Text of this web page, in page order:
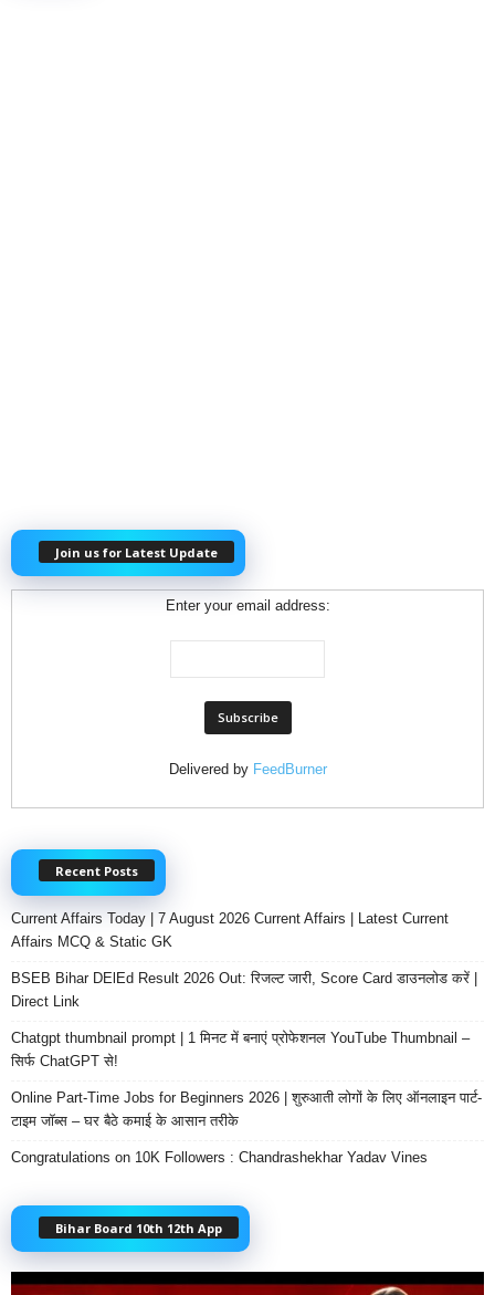
Join us for Latest Update
Enter your email address:
Delivered by FeedBurner
Recent Posts
Current Affairs Today | 7 August 2026 Current Affairs | Latest Current
Affairs MCQ & Static GK
BSEB Bihar DElEd Result 2026 Out: रिजल्ट जारी, Score Card डाउनलोड करें |
Direct Link
Chatgpt thumbnail prompt | 1 मिनट में बनाएं प्रोफेशनल YouTube Thumbnail –
सिर्फ ChatGPT से!
Online Part-Time Jobs for Beginners 2026 | शुरुआती लोगों के लिए ऑनलाइन पार्ट-
टाइम जॉब्स – घर बैठे कमाई के आसान तरीके
Congratulations on 10K Followers : Chandrashekhar Yadav Vines
Bihar Board 10th 12th App